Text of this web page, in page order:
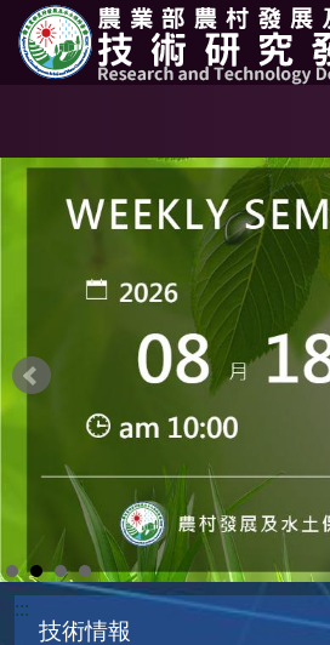
跳到主要內容區塊
:::
技術情報